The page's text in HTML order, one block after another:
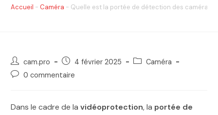
Accueil - Caméra - Quelle est la portée de détection des caméras
cam.pro 4 février 2025
Caméra
0 commentaire
Dans le cadre de lavidéoprotection, la portée de